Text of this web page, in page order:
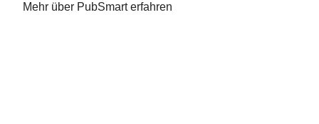
Mehr über PubSmart erfahren